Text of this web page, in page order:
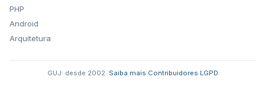
PHP
Android
Arquitetura
GUJ: desde 2002. Saiba mais Contribuidores LGPD